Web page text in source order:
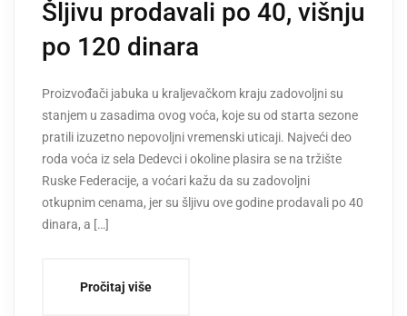
Šljivu prodavali po 40, višnju
po 120 dinara
Proizvođači jabuka u kraljevačkom kraju zadovoljni su
stanjem u zasadima ovog voća, koje su od starta sezone
pratili izuzetno nepovoljni vremenski uticaji. Najveći deo
roda voća iz sela Dedevci i okoline plasira se na tržište
Ruske Federacije, a voćari kažu da su zadovoljni
otkupnim cenama, jer su šljivu ove godine prodavali po 40
dinara, a […]
Pročitaj više